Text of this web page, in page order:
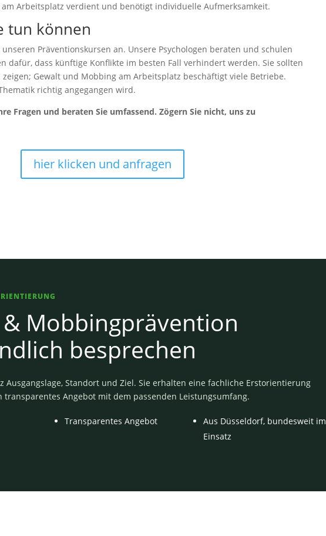
Arbeitsplatz verdient und benötigt individuelle Aufmerksamkeit.
tun können
Präventionskursen an. Unsere Psychologen beraten und schulen
dafür, dass künftige Konflikte im besten Fall verhindert werden. Sie sollten
zeigen; Gewalt und Mobbing am Arbeitsplatz beschäftigt viele Betriebe.
richtig angegangen wird.
Fragen und beraten Sie umfassend. Zögern Sie nicht, uns zu
hier klicken und anfragen
Mobbingprävention
besprechen
Ausgangslage, Standort und Ziel. Sie erhalten eine fachliche Erstorientierung
transparentes Angebot mit dem passenden Leistungsumfang.
Transparentes Angebot
Aus Düsseldorf, bundesweit im
Einsatz